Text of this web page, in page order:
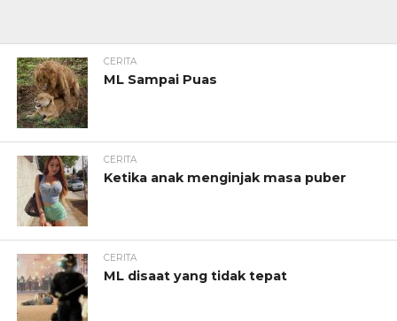
CERITA
ML Sampai Puas
CERITA
Ketika anak menginjak masa puber
CERITA
ML disaat yang tidak tepat